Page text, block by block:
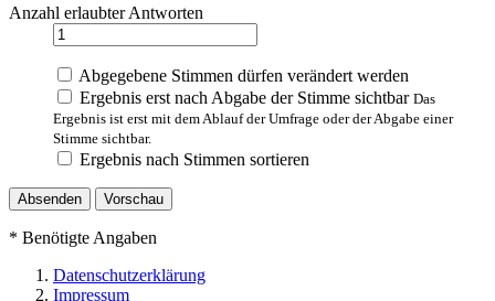
Anzahl erlaubter Antworten
Abgegebene Stimmen dürfen verändert werden
Ergebnis erst nach Abgabe der Stimme sichtbar Das
Ergebnis ist erst mit dem Ablauf der Umfrage oder der Abgabe einer
Stimme sichtbar.
Ergebnis nach Stimmen sortieren
Vorschau
* Benötigte Angaben
Datenschutzerklärung
Impressum